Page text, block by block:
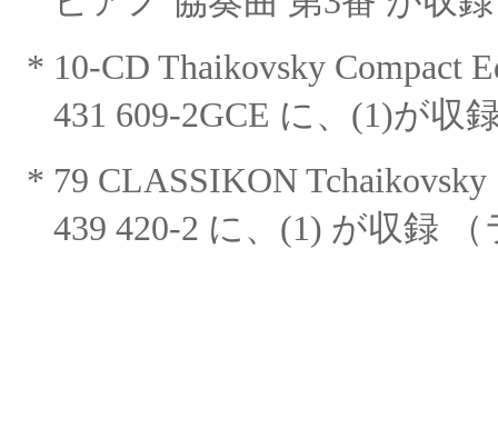
* 10-CD Thaikovsky Compact
431 609-2GCE に、(1)が収
* 79 CLASSIKON Tchaikovsky
439 420-2 に、(1) が収録